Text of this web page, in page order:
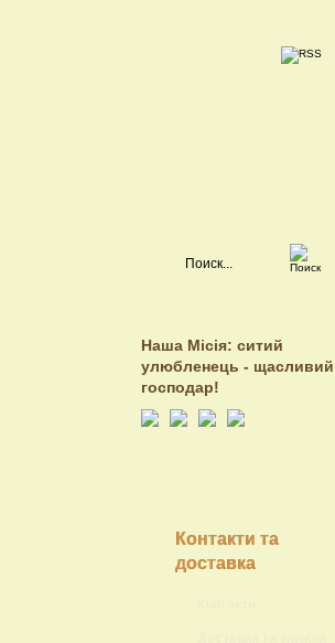
Наша Місія: ситий
улюбленець - щасливий
господар!
Контакти та
доставка